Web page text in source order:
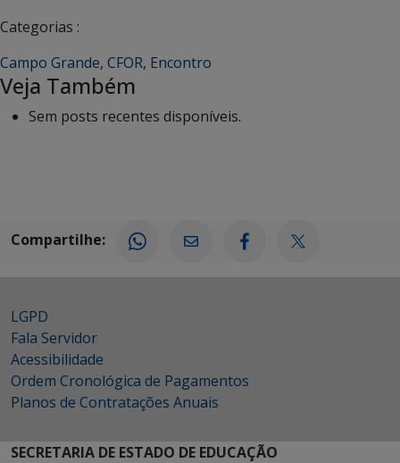
Categorias :
Campo Grande, CFOR, Encontro
Veja Também
Sem posts recentes disponíveis.
Compartilhe:
LGPD
Fala Servidor
Acessibilidade
Ordem Cronológica de Pagamentos
Planos de Contratações Anuais
SECRETARIA DE ESTADO DE EDUCAÇÃO